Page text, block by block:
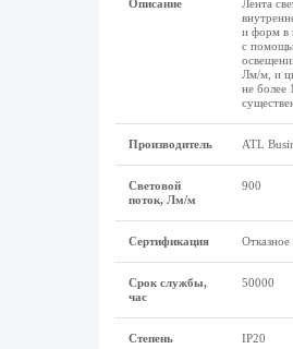
Описание
Лента
и форм в
с
Лм/м, и
не более
Производитель ATL
Световой
поток, Лм/м
900
Сертификация Отказное
Срок службы,
час
50000
Степень
IP20